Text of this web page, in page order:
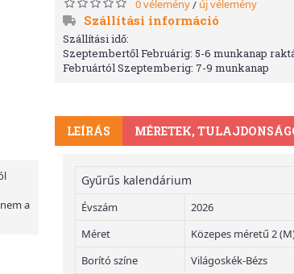
a
0 vélemény/ új vélemény
Szállítási információ
Szállítási idő:
Szeptembertől Februárig: 5-6 munkanap
Februártól Szeptemberig: 7-9 munkanap
LEÍRÁS MÉRETEK,
Gyűrűs kalendárium
Évszám
2026
Méret
Közepes méretű 2
Borító színe
Világoskék-Bézs